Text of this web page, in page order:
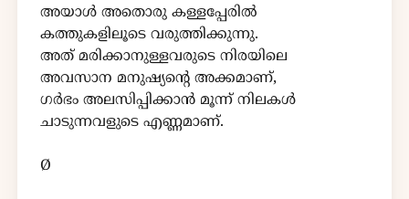
അയാൾ അതൊരു കള്ളപ്പേരിൽ
കത്തുകളിലൂടെ വരുത്തിക്കുന്നു.
അത് മരിക്കാനുള്ളവരുടെ നിരയിലെ
അവസാന മനുഷ്യന്റെ അക്കമാണ്,
ഗർഭം അലസിപ്പിക്കാൻ മൂന്ന് നിലകൾ
ചാടുന്നവളുടെ എണ്ണമാണ്.
Ø